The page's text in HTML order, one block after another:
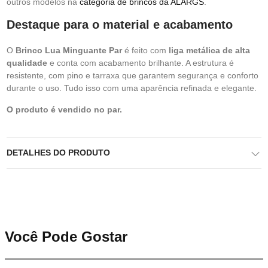
Destaque para o material e acabamento
O Brinco Lua Minguante Paré feito com liga metálica de alta
qualidade e conta com acabamento brilhante. A estrutura é
resistente, com pino e tarraxa que garantem segurança e conforto
durante o uso. Tudo isso com uma aparência refinada e elegante.
O produto é vendido no par.
DETALHES DO PRODUTO
Você Pode Gostar